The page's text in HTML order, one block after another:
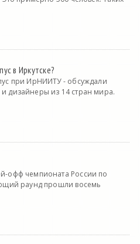
в Иркутске?
при ИрНИИТУ - обсуждали
дизайнеры из 14 стран мира.
офф чемпионата России по
раунд прошли восемь